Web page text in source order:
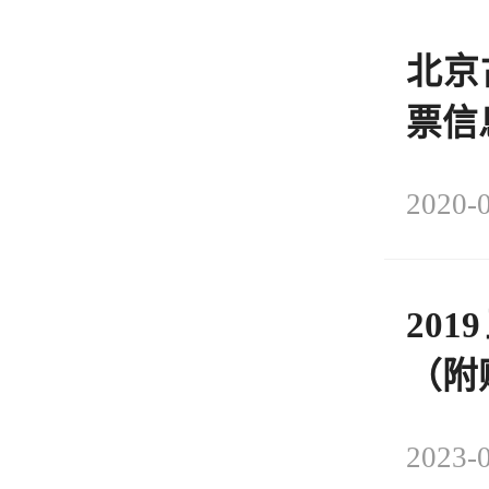
北
票信
2020-
（
2023-